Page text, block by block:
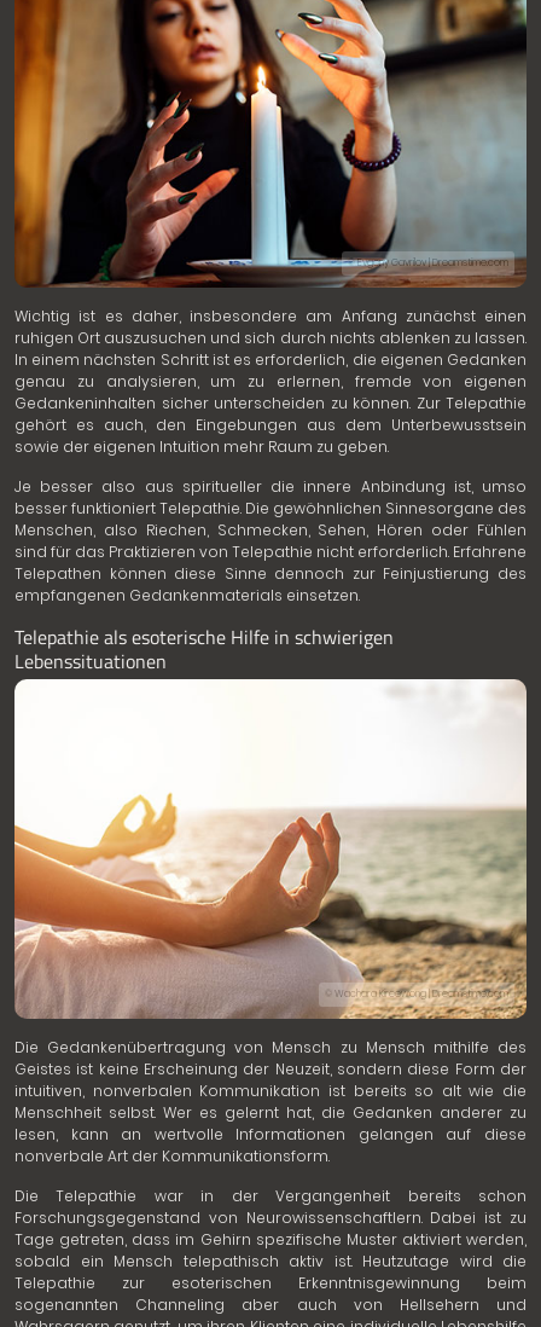
© Evgeny Gavrilov | Dreamstime.com
Wichtig ist es daher, insbesondere am Anfang zunächst einen
ruhigen Ort auszusuchen und sich durch nichts ablenken zu lassen.
In einem nächsten Schritt ist es erforderlich, die eigenen Gedanken
genau zu analysieren, um zu erlernen, fremde von eigenen
Gedankeninhalten sicher unterscheiden zu können. Zur Telepathie
gehört es auch, den Eingebungen aus dem Unterbewusstsein
sowie der eigenen Intuition mehr Raum zu geben.
Je besser also aus spiritueller die innere Anbindung ist, umso
besser funktioniert Telepathie. Die gewöhnlichen Sinnesorgane des
Menschen, also Riechen, Schmecken, Sehen, Hören oder Fühlen
sind für das Praktizieren von Telepathie nicht erforderlich. Erfahrene
Telepathen können diese Sinne dennoch zur Feinjustierung des
empfangenen Gedankenmaterials einsetzen.
Telepathie als esoterische Hilfe in schwierigen
Lebenssituationen
© Wachara Kireewong | Dreamstime.com
Die Gedankenübertragung von Mensch zu Mensch mithilfe des
Geistes ist keine Erscheinung der Neuzeit, sondern diese Form der
intuitiven, nonverbalen Kommunikation ist bereits so alt wie die
Menschheit selbst. Wer es gelernt hat, die Gedanken anderer zu
lesen, kann an wertvolle Informationen gelangen auf diese
nonverbale Art der Kommunikationsform.
Die Telepathie war in der Vergangenheit bereits schon
Forschungsgegenstand von Neurowissenschaftlern. Dabei ist zu
Tage getreten, dass im Gehirn spezifische Muster aktiviert werden,
sobald ein Mensch telepathisch aktiv ist. Heutzutage wird die
Telepathie zur esoterischen Erkenntnisgewinnung beim
sogenannten Channeling aber auch von Hellsehern und